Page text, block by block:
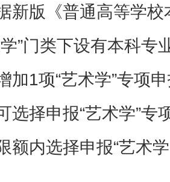
新版《普通高等学
”门类下设有本科专
加1项“艺术学”专项
选择申报“艺术学”专
额内选择申报“艺术